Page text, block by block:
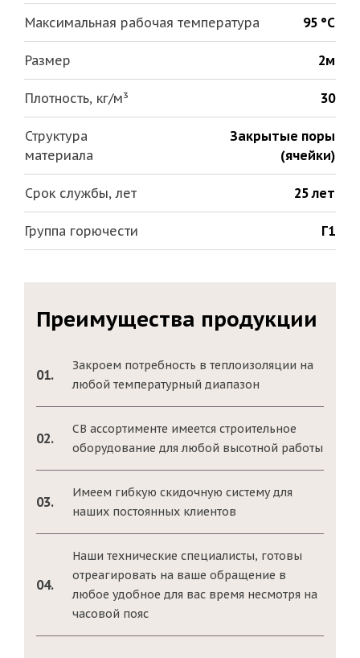
Максимальная рабочая температура 95 °С
Размер 2м
Плотность, кг/м³ 30
Структура
материала
Закрытые поры
(ячейки)
Срок службы, лет 25 лет
Группа горючести Г1
Преимущества продукции
01.
Закроем потребность в теплоизоляции на
любой температурный диапазон
02.
СВ ассортименте имеется строительное
оборудование для любой высотной работы
03.
Имеем гибкую скидочную систему для
наших постоянных клиентов
04.
Наши технические специалисты, готовы
отреагировать на ваше обращение в
любое удобное для вас время несмотря на
часовой пояс